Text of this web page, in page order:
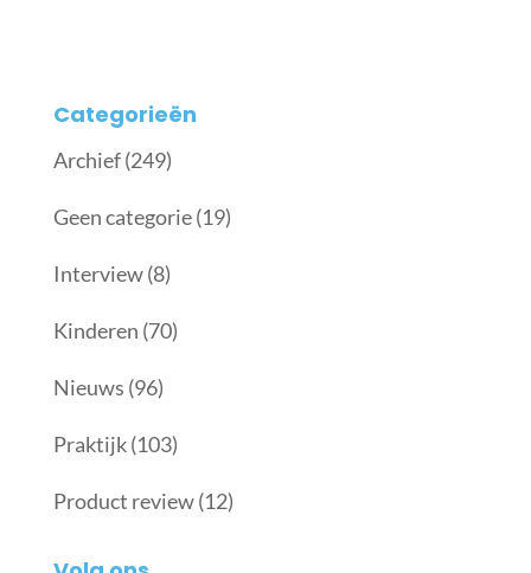
Categorieën
Archief(249)
Geen categorie(19)
Interview(8)
Kinderen (70)
Nieuws (96)
Praktijk(103)
Product review(12)